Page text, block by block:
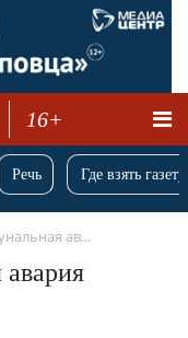
16+
Речь Где взять
ав...